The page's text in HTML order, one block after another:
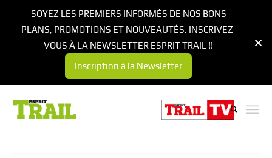
SOYEZ LES PREMIERS INFORMÉS DE NOS BONS
PLANS, PROMOTIONS ET NOUVEAUTÉS. INSCRIVEZ-
VOUS À LA NEWSLETTER ESPRIT TRAIL !!
Inscription à la Newsletter